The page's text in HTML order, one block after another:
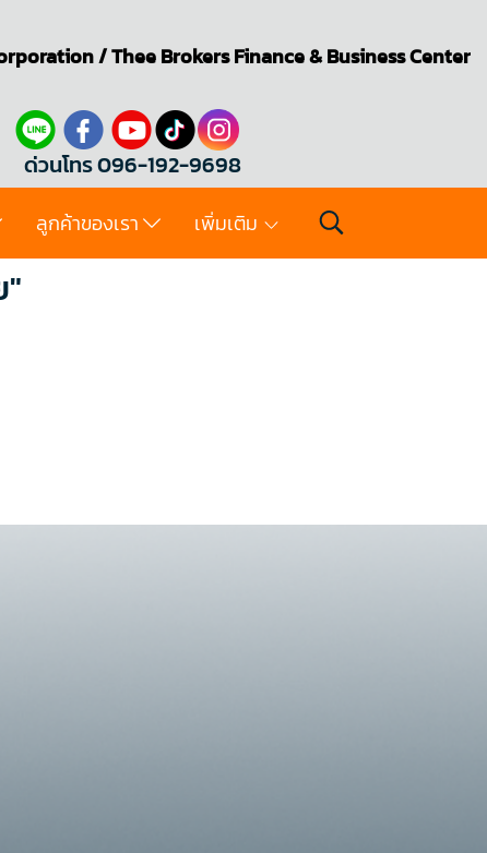
/Thee BrokersFinance & Business Center
ด่วนโทร 096-192-9698
ลูกค้าของเรา เพิ่มเติม
"